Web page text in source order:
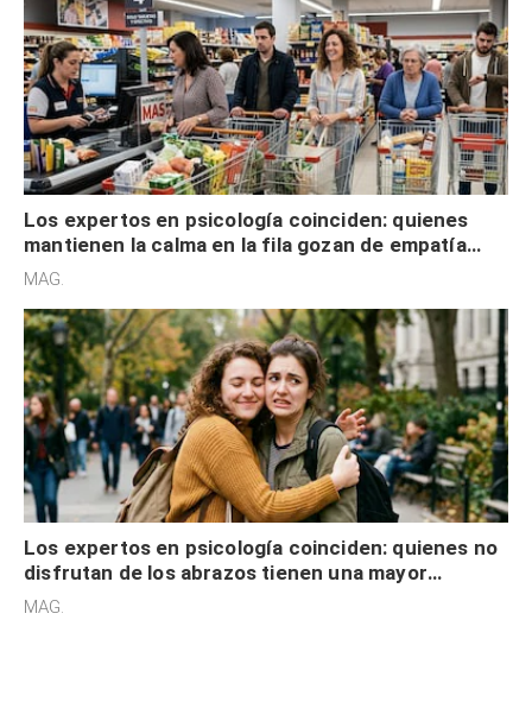
Los expertos en psicología coinciden: quienes
mantienen la calma en la fila gozan de empatía
cognitiva, gratitud y no solo tienen autocontrol
MAG.
Los expertos en psicología coinciden: quienes no
disfrutan de los abrazos tienen una mayor
sensibilidad a los estímulos físicos y no es por
MAG.